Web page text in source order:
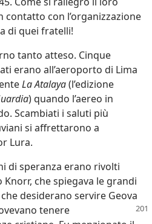
contatto con l’organizzazione
di quei fratelli!
tanto atteso. Cinque
erano all’aeroporto di Lima
La Atalaya(l’edizione
) quando l’aereo in
Scambiati i saluti più
si affrettarono a
Lura.
di speranza erano rivolti
che spiegava le grandi
desiderano servire Geova
tenere